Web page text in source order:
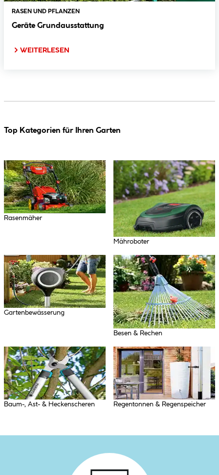
RASEN UND PFLANZEN
Geräte Grundausstattung
WEITERLESEN
Top Kategorien für Ihren Garten
Rasenmäher
Mähroboter
Gartenbewässerung
Besen & Rechen
Baum-, Ast- & Heckenscheren Regentonnen & Regenspeicher